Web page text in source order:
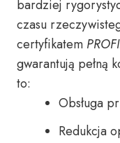
bardziej
czasu
certyfikatem
gwarantują pełną
to:
Obsługa
Redukcja